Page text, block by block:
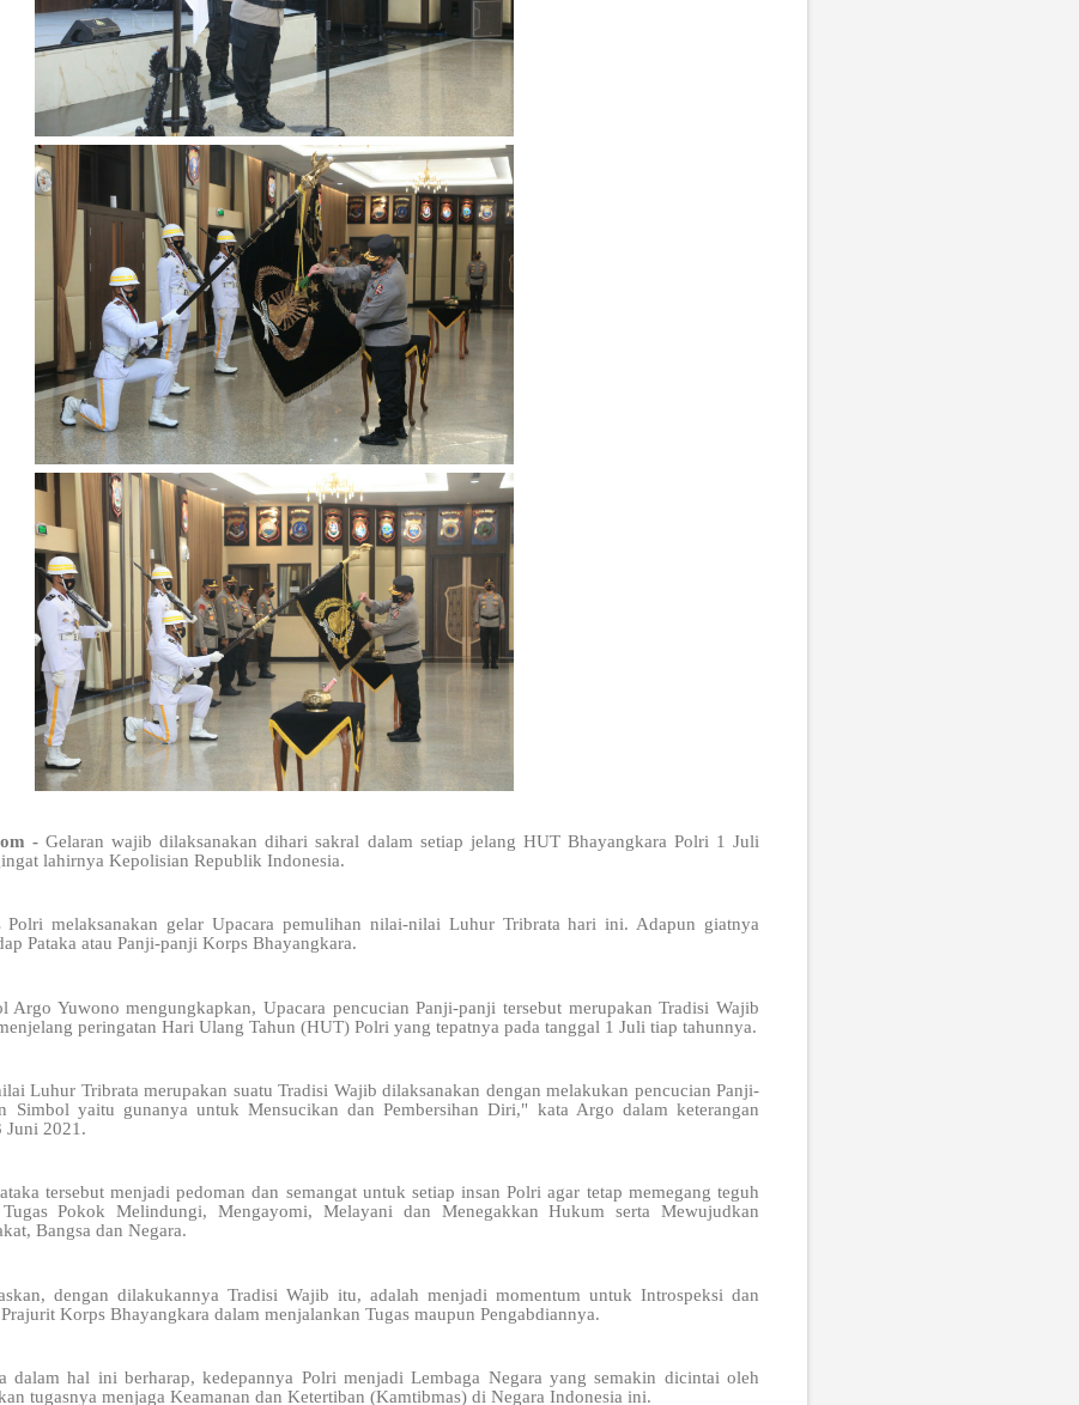
-Gelaran wajib dilaksanakan dihari sakral dalam setiap jelang HUT Bhayangkara Polri 1 Juli
lahirnya Kepolisian Republik Indonesia.
melaksanakan gelar Upacara pemulihan nilai-nilai Luhur Tribrata hari ini. Adapun giatnya
Pataka atau Panji-panji Korps Bhayangkara.
Yuwono mengungkapkan, Upacara pencucian Panji-panji tersebut merupakan Tradisi Wajib
peringatan Hari Ulang Tahun (HUT) Polri yang tepatnya pada tanggal 1 Juli tiap tahunnya.
Luhur Tribrata merupakan suatu Tradisi Wajib dilaksanakan dengan melakukan pencucian Panji-
Simbol yaitu gunanya untuk Mensucikan dan Pembersihan Diri," kata Argo dalam keterangan
Juni 2021.
tersebut menjadi pedoman dan semangat untuk setiap insan Polri agar tetap memegang teguh
Tugas Pokok Melindungi, Mengayomi, Melayani dan Menegakkan Hukum serta Mewujudkan
Bangsa dan Negara.
dengan dilakukannya Tradisi Wajib itu, adalah menjadi momentum untuk Introspeksi dan
Korps Bhayangkara dalam menjalankan Tugas maupun Pengabdiannya.
dalam hal ini berharap, kedepannya Polri menjadi Lembaga Negara yang semakin dicintai oleh
tugasnya menjaga Keamanan dan Ketertiban (Kamtibmas) di Negara Indonesia ini.